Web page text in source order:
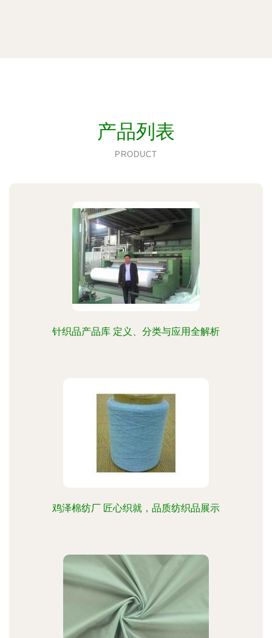
产品列表
PRODUCT
针织品产品库 定义、分类与应用全解析
鸡泽棉纺厂 匠心织就，品质纺织品展示